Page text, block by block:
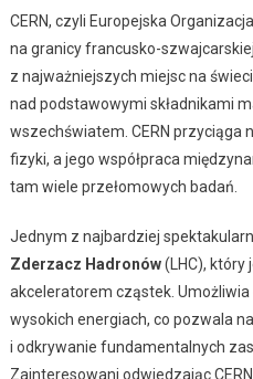
CERN, czyli Europejska
na granicy francusko-
z najważniejszych miejsc na
nad podstawowymi składnikami
wszechświatem. CERN przyciąga
fizyki, a jego współpraca
tam wiele przełomowych badań.
Jednym z najbardziej
Zderzacz Hadronów(LHC), który
akceleratorem cząstek.
wysokich energiach, co pozwala
i odkrywanie fundamentalnych
Zainteresowani odwiedzając